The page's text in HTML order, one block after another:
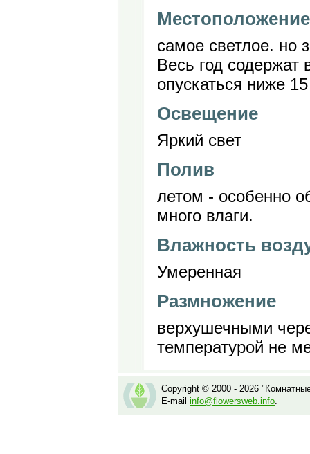
Местоположение
самое светлое. но
Весь год
опускаться ниже
Освещение
Яркий свет
Полив
летом - особенно
много влаги.
Влажность
Умеренная
Размножение
верхушечными
температурой не
Copyright © 2000 - 2026
E-mail info@flowersweb.info.